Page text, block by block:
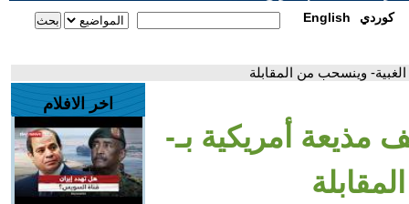
English كوردي
وينسحب من المقابلة
مذيعة أمريكية بـ-
اخر الافلام